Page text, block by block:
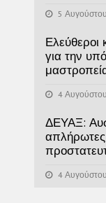
5
Ελεύθεροι
για την
4
ΔΕΥΑΞ:
4